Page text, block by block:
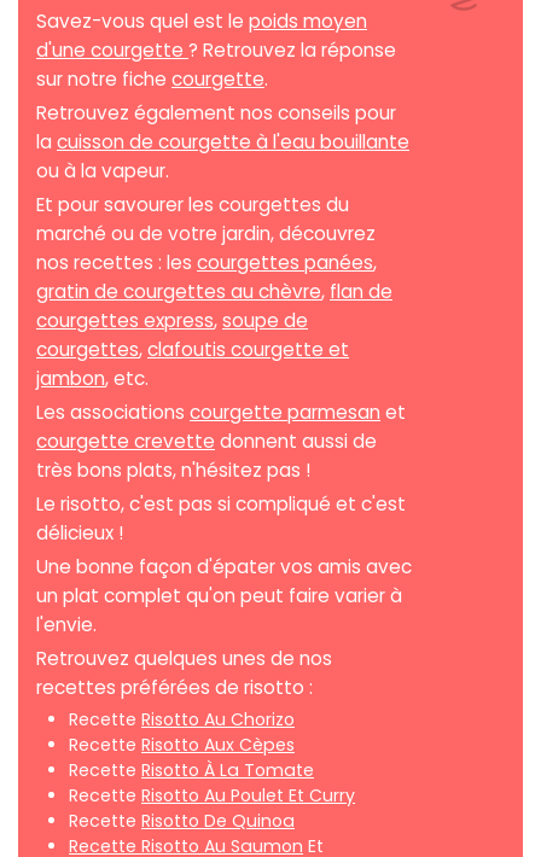
Savez-vous quel est le poids moyen
d'une courgette ? Retrouvez la réponse
sur notre fiche courgette.
Retrouvez également nos conseils pour
la cuisson de courgette à l'eau bouillante
ou à la vapeur.
Et pour savourer les courgettes du
marché ou de votre jardin, découvrez
nos recettes : les courgettes panées,
gratin de courgettes au chèvre, flan de
courgettes express,soupe de
courgettes,clafoutis courgette et
jambon, etc.
Les associations courgette parmesan et
courgette crevette donnent aussi de
très bons plats, n'hésitez pas !
Le risotto, c'est pas si compliqué et c'est
délicieux !
Une bonne façon d'épater vos amis avec
un plat complet qu'on peut faire varier à
l'envie.
Retrouvez quelques unes de nos
recettes préférées de risotto :
Recette Risotto Au Chorizo
Recette Risotto Aux Cèpes
Recette Risotto À La Tomate
Recette Risotto Au Poulet Et Curry
Recette Risotto De Quinoa
Recette Risotto Au Saumon Et